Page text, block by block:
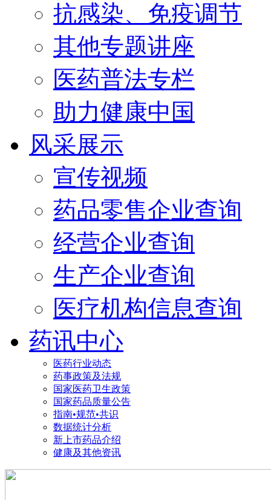
抗感染、免疫调节
其他专题讲座
医药普法专栏
助力健康中国
风采展示
宣传视频
药品零售企业查询
经营企业查询
生产企业查询
医疗机构信息查询
药讯中心
医药行业动态
药事政策及法规
国家医药卫生政策
国家药品质量公告
指南•规范•共识
数据统计分析
新上市药品介绍
健康及其他资讯